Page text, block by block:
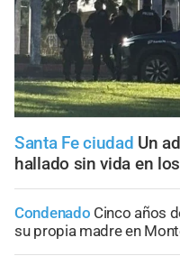
Santa Fe ciudad Un
hallado sin vida en
Condenado Cinco años
su propia madre en